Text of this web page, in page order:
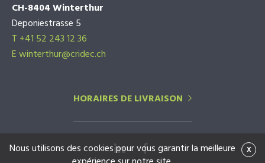
CH-8404 Winterthur
Deponiestrasse 5
T +41 52 243 12 36
E winterthur@cridec.ch
HORAIRES DE LIVRAISON
x
Nous utilisons des cookies pour vous garantir la meilleure